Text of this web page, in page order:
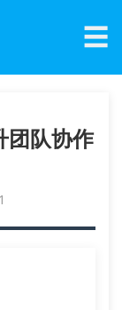
☰
团队协作